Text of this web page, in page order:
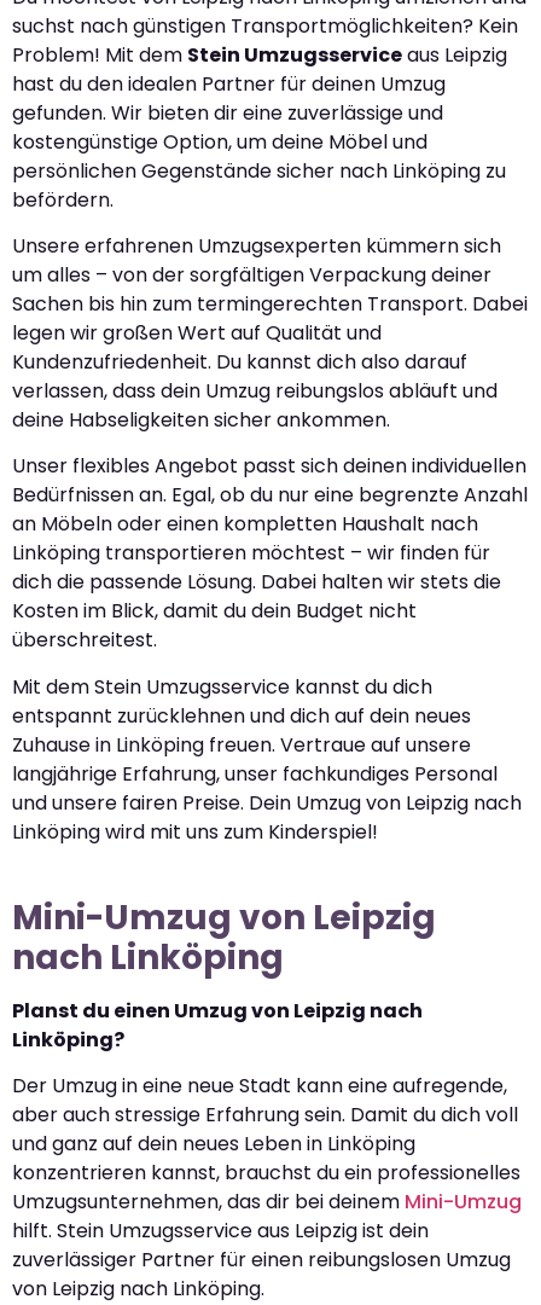
suchst nach günstigen Transportmöglichkeiten? Kein
Problem! Mit dem Stein Umzugsserviceaus Leipzig
hast du den idealen Partner für deinen Umzug
gefunden. Wir bieten dir eine zuverlässige und
kostengünstige Option, um deine Möbel und
persönlichen Gegenstände sicher nach Linköping zu
befördern.
Unsere erfahrenen Umzugsexperten kümmern sich
um alles – von der sorgfältigen Verpackung deiner
Sachen bis hin zum termingerechten Transport. Dabei
legen wir großen Wert auf Qualität und
Kundenzufriedenheit. Du kannst dich also darauf
verlassen, dass dein Umzug reibungslos abläuft und
deine Habseligkeiten sicher ankommen.
Unser flexibles Angebot passt sich deinen individuellen
Bedürfnissen an. Egal, ob du nur eine begrenzte Anzahl
an Möbeln oder einen kompletten Haushalt nach
Linköping transportieren möchtest – wir finden für
dich die passende Lösung. Dabei halten wir stets die
Kosten im Blick, damit du dein Budget nicht
überschreitest.
Mit dem Stein Umzugsservice kannst du dich
entspannt zurücklehnen und dich auf dein neues
Zuhause in Linköping freuen. Vertraue auf unsere
langjährige Erfahrung, unser fachkundiges Personal
und unsere fairen Preise. Dein Umzug von Leipzig nach
Linköping wird mit uns zum Kinderspiel!
Mini-Umzug von Leipzig
nach Linköping
Planst du einen Umzug von Leipzig nach
Linköping?
Der Umzug in eine neue Stadt kann eine aufregende,
aber auch stressige Erfahrung sein. Damit du dich voll
und ganz auf dein neues Leben in Linköping
konzentrieren kannst, brauchst du ein professionelles
Umzugsunternehmen, das dir bei deinem Mini-Umzug
hilft. Stein Umzugsservice aus Leipzig ist dein
zuverlässiger Partner für einen reibungslosen Umzug
von Leipzig nach Linköping.